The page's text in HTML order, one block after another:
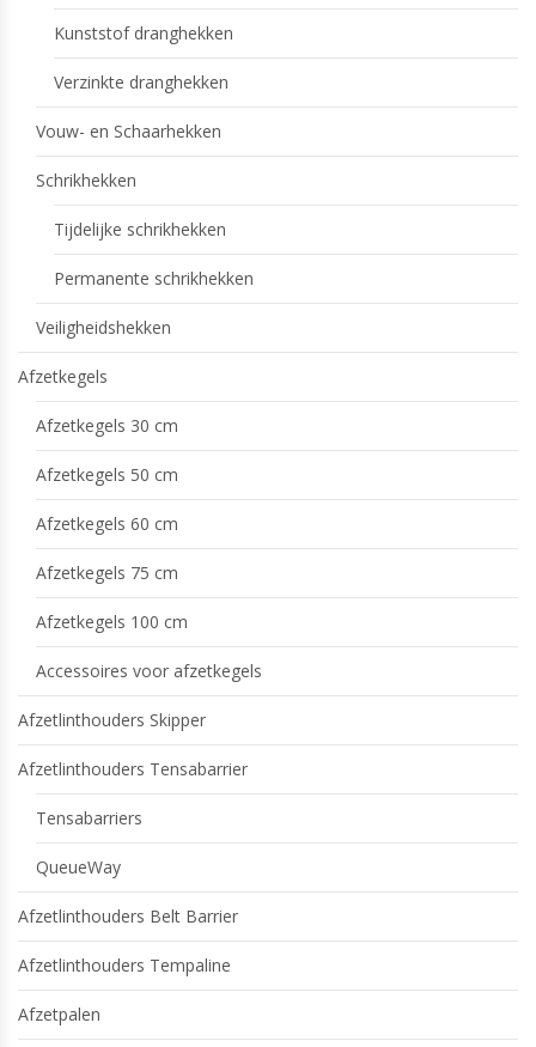
Kunststof dranghekken
Verzinkte dranghekken
Vouw- en Schaarhekken
Schrikhekken
Tijdelijke schrikhekken
Permanente schrikhekken
Veiligheidshekken
Afzetkegels
Afzetkegels 30 cm
Afzetkegels 50 cm
Afzetkegels 60 cm
Afzetkegels 75 cm
Afzetkegels 100 cm
Accessoires voor afzetkegels
Afzetlinthouders Skipper
Afzetlinthouders Tensabarrier
Tensabarriers
QueueWay
Afzetlinthouders Belt Barrier
Afzetlinthouders Tempaline
Afzetpalen